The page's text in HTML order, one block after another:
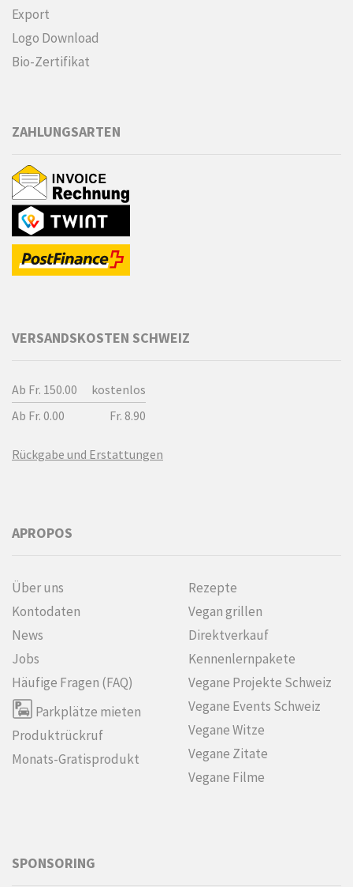
Export
Logo Download
Bio-Zertifikat
ZAHLUNGSARTEN
VERSANDSKOSTEN SCHWEIZ
Ab Fr. 150.00
kostenlos
Ab Fr. 0.00
Fr. 8.90
Rückgabe und Erstattungen
APROPOS
Über uns
Kontodaten
News
Jobs
Häufige Fragen (FAQ)
Parkplätze mieten
Produktrückruf
Monats-Gratisprodukt
Rezepte
Vegan grillen
Direktverkauf
Kennenlern­pakete
Vegane Projekte Schweiz
Vegane Events Schweiz
Vegane Witze
Vegane Zitate
Vegane Filme
SPONSORING